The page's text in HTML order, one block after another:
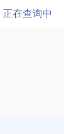
正在查询中